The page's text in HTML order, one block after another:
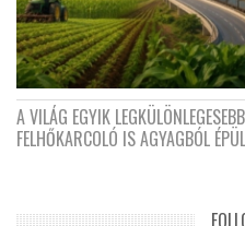
A VILÁG EGYIK
FELHŐKARCOLÓ IS AGYAGBÓL